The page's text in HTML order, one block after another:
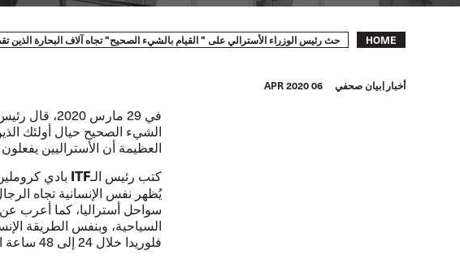
Breadcrumb
HOME حث رئيس الوزراء الأسترالي على " القيام بالشيء الصحيح" تجاه آلاف البحارة الذين
أخبار بيان صحفي 06 APR 2020
في 29 مارس
الشيء الصحيح حيال أولئك
العظيمة أن الأستراليين
كتب رئيس الـITF بادي
يُظهر نفس الإنسانية تجاه
سواحل أستراليا، كما أعرب
السياحية، وبنفس الطريقة
فلوريدا خلال 24 إلى 48 ساعة القادمة.